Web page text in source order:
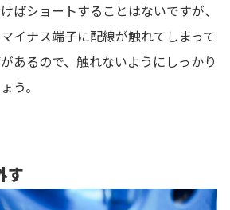
ばショートすることはないですが、
イナス端子に配線が触れてしまって
あるので、触れないようにしっかり
う。
す